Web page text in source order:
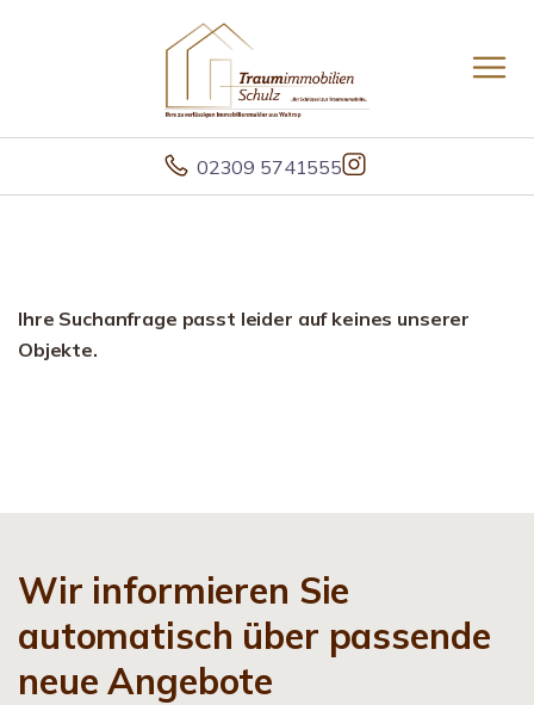
02309 5741555
Ihre Suchanfrage passt leider auf keines unserer
Objekte.
Wir informieren Sie
automatisch über passende
neue Angebote